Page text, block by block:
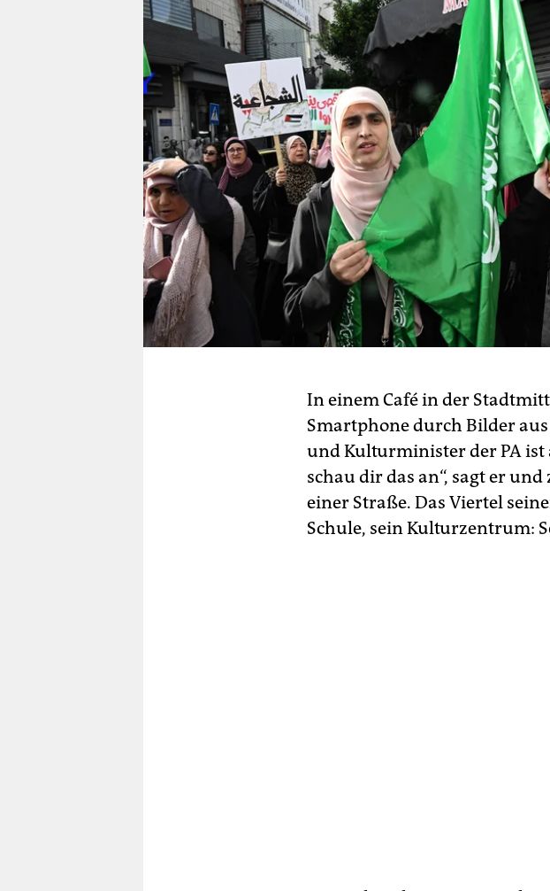
In einem Café in der
Smartphone durch Bilder
und Kulturminister der PA
schau dir das an“, sagt er
einer Straße. Das Viertel
Schule, sein Kulturzentrum: